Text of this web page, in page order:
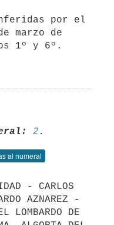
por el
marzo de
2
al numeral
- CARLOS
AZNAREZ -
LOMBARDO DE